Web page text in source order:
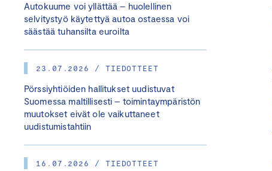
Autokuume voi yllättää – huolellinen
selvitystyö käytettyä autoa ostaessa voi
säästää tuhansilta euroilta
23.07.2026 / TIEDOTTEET
Pörssiyhtiöiden hallitukset uudistuvat
Suomessa maltillisesti – toimintaympäristön
muutokset eivät ole vaikuttaneet
uudistumistahtiin
16.07.2026 / TIEDOTTEET